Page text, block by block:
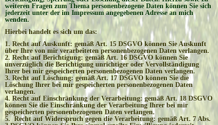
weiteren Fragen zum Thema personenbezogene Daten können Sie sich
jederzeit unter der im Impressum angegebenen Adresse an mich
wenden.
Hierbei handelt es sich um das:
1. Recht auf Auskunft: gemäß Art. 15 DSGVO können Sie Auskunft
über Ihre von mir verarbeiteten personenbezogenen Daten verlangen.
2. Recht auf Berichtigung: gemäß Art. 16 DSGVO können Sie
unverzüglich die Berichtigung unrichtiger oder Vervollständigung
Ihrer bei mir gespeicherten personenbezogenen Daten verlangen.
3. Recht auf Löschung: gemäß Art. 17 DSGVO können Sie die
Löschung Ihrer bei mir gespeicherten personenbezogenen Daten
verlangen.
4. Recht auf Einschränkung der Verarbeitung: gemäß Art. 18 DSGVO
können Sie die Einschränkung der Verarbeitung Ihrer bei mir
gespeicherten personenbezogenen Daten verlangen.
5. Recht auf Widerspruch gegen die Verarbeitung: gemäß Art. 7 Abs.